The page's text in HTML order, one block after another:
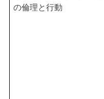
の倫理と行動